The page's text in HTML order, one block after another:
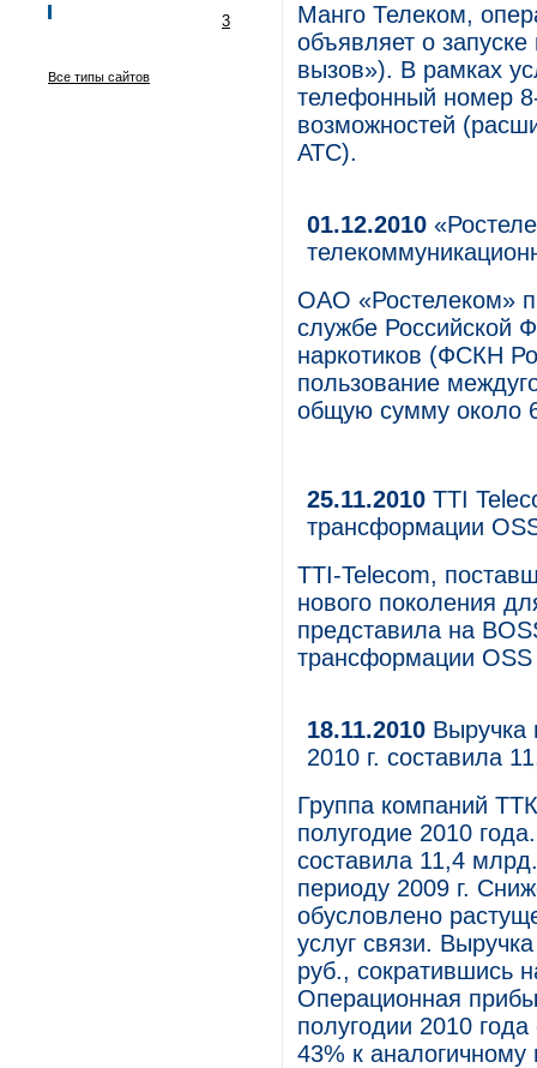
3
Все типы сайтов
Манго Телеком,
объявляет о
вызов»). В рамках
телефонный номер
возможностей
АТС).
01.12.2010
ОАО «Ростелеком»
службе Российской
наркотиков (ФСКН
пользование
общую сумму около
25.11.2010 TTI
трансформации
TTI-Telecom,
нового поколения
представила на
трансформации
18.11.2010 Выручка
2010 г. составила
Группа компаний
полугодие 2010
составила 11,4
периоду 2009 г.
обусловлено
услуг связи.
руб., сократившись
Операционная
полугодии 2010
43% к аналогичному